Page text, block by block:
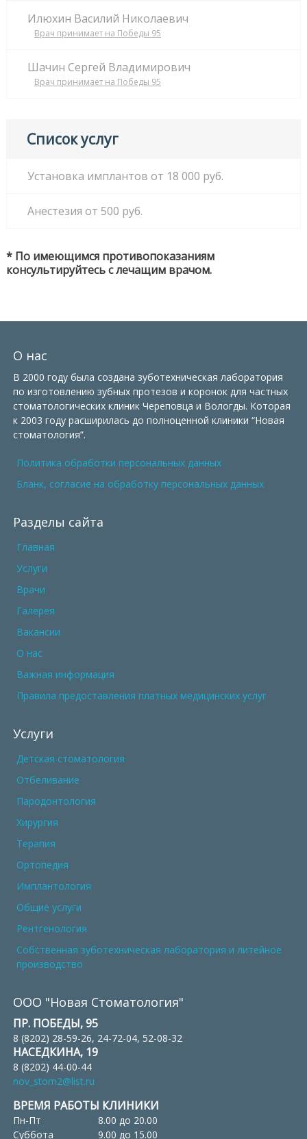
Илюхин Василий Николаевич
Врач принимает на Победы 95
Шачин Сергей Владимирович
Врач принимает на Победы 95
Список услуг
Установка имплантов от 18 000 руб.
Анестезия от 500 руб.
* По имеющимся противопоказаниям
консультируйтесь с лечащим врачом.
О нас
В 2000 году была создана зуботехническая лаборатория
по изготовлению зубных протезов и коронок для частных
стоматологических клиник Череповца и Вологды. Которая
к 2003 году расширилась до полноценной клиники “Новая
стоматология”.
Политика обработки персональных данных
Бланк, согласие на обработку персональных данных
Разделы сайта
Главная
Услуги
Врачи
Галерея
Вакансии
О нас
Важная информация
Правила предоставления платных медицинских услуг
Услуги
Детская стоматология
Отбеливание
Пародонтология
Хирургия
Терапия
Ортопедия
Имплантология
Общие услуги
Рентгенология
Собственная зуботехническая лаборатория и литейное
производство
ООО "Новая Стоматология"
ПР. ПОБЕДЫ, 95
8 (8202) 28-59-26, 24-72-04, 52-08-32
НАСЕДКИНА, 19
8 (8202) 44-00-44
nov_stom2@list.ru
ВРЕМЯ РАБОТЫ КЛИНИКИ
Пн-Пт
8.00 до 20.00
Суббота
9.00 до 15.00